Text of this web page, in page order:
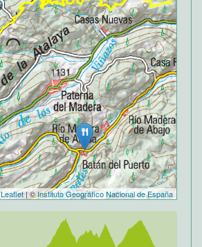
Leaflet| ©Instituto Geográfico Nacional de España